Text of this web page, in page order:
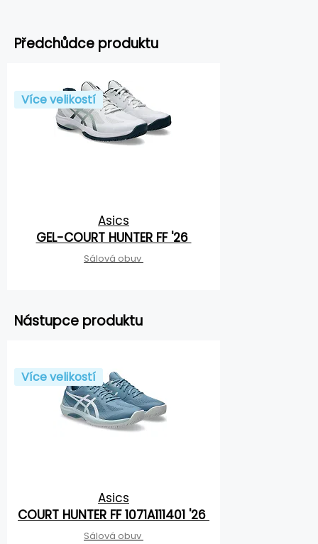
Předchůdce produktu
Více velikostí
Asics
GEL-COURT HUNTER FF '26
Sálová obuv
Nástupce produktu
Více velikostí
Asics
COURT HUNTER FF 1071A111401 '26
Sálová obuv